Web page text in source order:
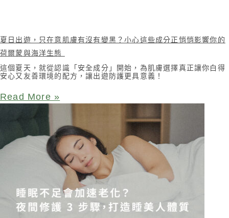
夏日出遊，只在意肌膚有沒有變黑？小心這些成分正悄悄影響你的
荷爾蒙與海洋生態
這個夏天，就從認識「安全成分」開始，為肌膚選擇真正讓你白得
安心又友善環境的配方，讓出遊防護更具意義！
Read More »